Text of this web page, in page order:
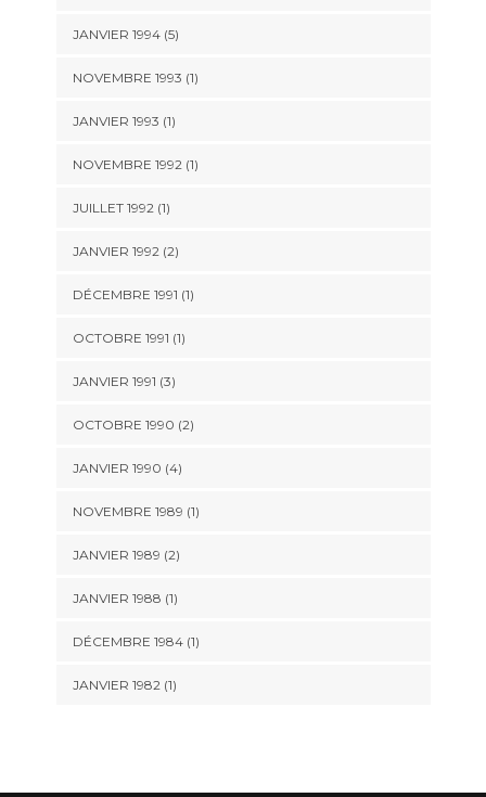
JANVIER 1994 (5)
NOVEMBRE 1993 (1)
JANVIER 1993 (1)
NOVEMBRE 1992 (1)
JUILLET 1992 (1)
JANVIER 1992 (2)
DÉCEMBRE 1991 (1)
OCTOBRE 1991 (1)
JANVIER 1991 (3)
OCTOBRE 1990 (2)
JANVIER 1990 (4)
NOVEMBRE 1989 (1)
JANVIER 1989 (2)
JANVIER 1988 (1)
DÉCEMBRE 1984 (1)
JANVIER 1982 (1)